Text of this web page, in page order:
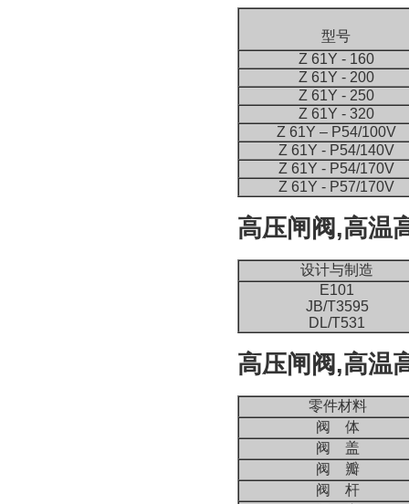
型号
Z 61Y - 160
Z 61Y - 200
Z 61Y - 250
Z 61Y - 320
Z 61Y – P54/100V
Z 61Y - P54/140V
Z 61Y - P54/170V
Z 61Y - P57/170V
高压闸阀,高温
设计与制造
E101
JB/T3595
DL/T531
高压闸阀,高温
零件材料
阀 体
阀 盖
阀 瓣
阀 杆